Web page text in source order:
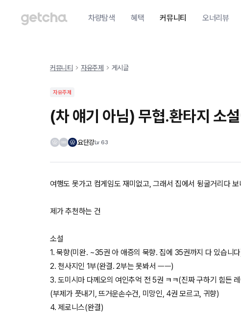
차량탐색 혜택 커뮤니티 오너리뷰
커뮤니티 자유주제 게시글
자유주제
(차 얘기 아님) 무협.환타지 소
요단강Lv63
여행도 못가고 컴게임도 재미없고, 그래서 집에서 뒹굴거리다
제가 추천하는 건
소설
1. 묵향(미완. ~35권 아 애증의 묵향. 집에 35권까지 다 있습니
2. 천사지인 1부(완결. 2부는 못봐서 ㅡㅡ)
3. 도미시마 다께오의 여인추억 전 5권 ㅋㅋ(진짜 구하기 힘든
(부제가 풋내기, 뜨거운손수건, 미망인, 4권 모르고, 귀향)
4. 제로니스(완결)